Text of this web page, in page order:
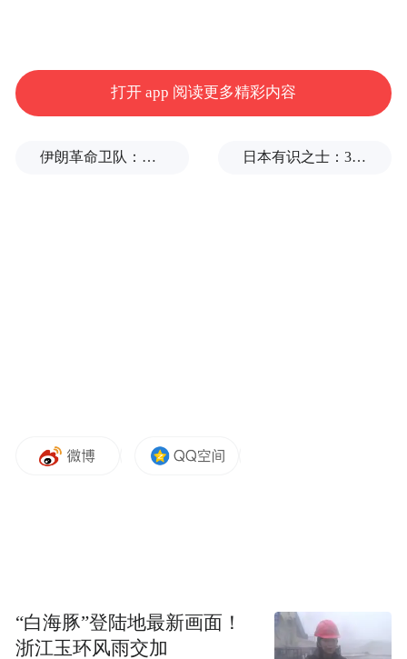
打开 app 阅读更多精彩内容
伊朗革命卫队：将保持对海峡控制至敌方接受全部条件 日本有识之士：32名中国劳工本不该命丧长崎
“白海豚”登陆地最新画面！
浙江玉环风雨交加